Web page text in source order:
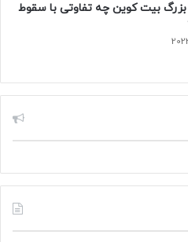
بیت کوین چه تفاوتی با سقوط